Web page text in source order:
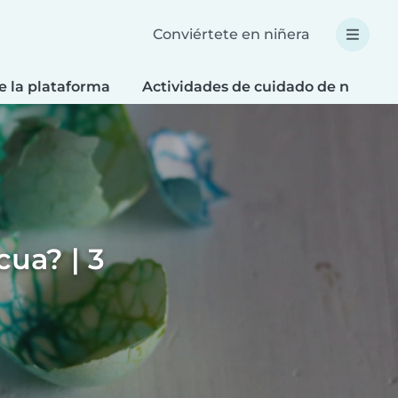
Conviértete en niñera
la plataforma Actividades de cuidado de niños
| 3